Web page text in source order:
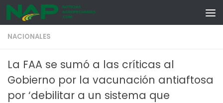
Skip to content
NACIONALES
La FAA se sumó a las críticas al
Gobierno por la vacunación antiaftosa
por ‘debilitar a un sistema que